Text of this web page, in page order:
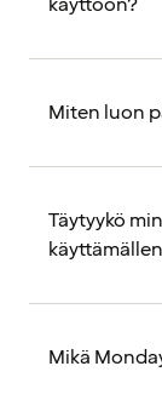
Miten luon
Täytyykö
Mikä